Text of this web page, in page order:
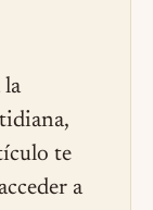
la
te
a